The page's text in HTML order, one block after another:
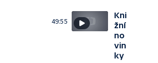
49:55
Kni
žní
no
vin
ky